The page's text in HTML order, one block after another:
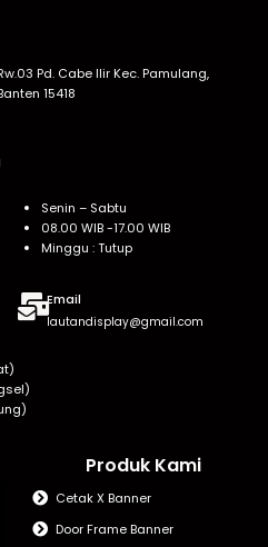
Pd. Cabe Ilir Kec. Pamulang,
15418
Senin – Sabtu
08.00 WIB -17.00 WIB
Minggu : Tutup
Email
lautandisplay@gmail.com
Produk Kami
Cetak X Banner
Door Frame Banner